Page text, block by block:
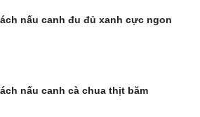
nấu canh đu đủ xanh cực ngon
nấu canh cà chua thịt băm